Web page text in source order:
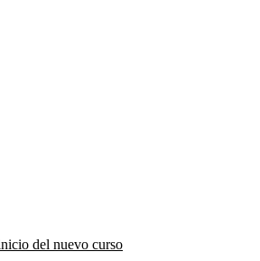
del nuevo curso